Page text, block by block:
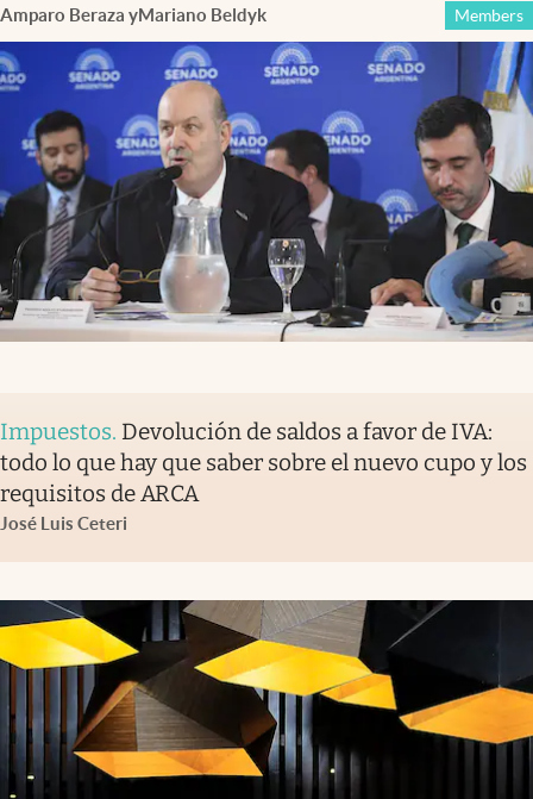
Amparo Beraza yMariano Beldyk Members
Impuestos. Devolución de saldos a favor de IVA:
todo lo que hay que saber sobre el nuevo cupo y los
requisitos de ARCA
José Luis Ceteri